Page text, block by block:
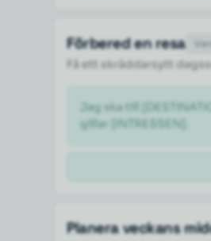
Förbered en resa
Få ett skräddarsytt
Jag ska till
gillar [INTRESSEN].
Planera veckans